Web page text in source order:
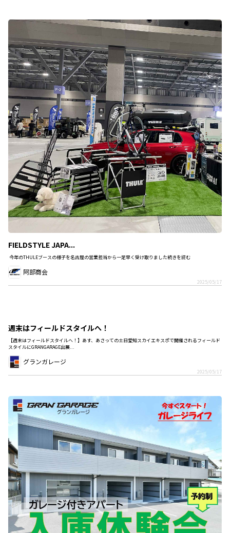
FIELDSTYLE JAPA...
今年のTHULEブースの様子を名古屋の営業担当から一足早く受け取りました続きを読む
阿部商会
2025/05/17
週末はフィールドスタイルへ！
【週末はフィールドスタイルへ！】あす、あさっての土日愛知スカイエキスポで開催されるフィールド
スタイルにGRANGARAGE出展...
グランガレージ
2025/05/17